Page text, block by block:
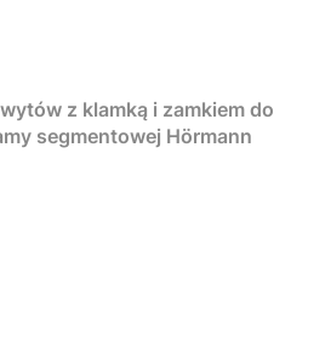
z klamką i zamkiem do
segmentowej Hörmann